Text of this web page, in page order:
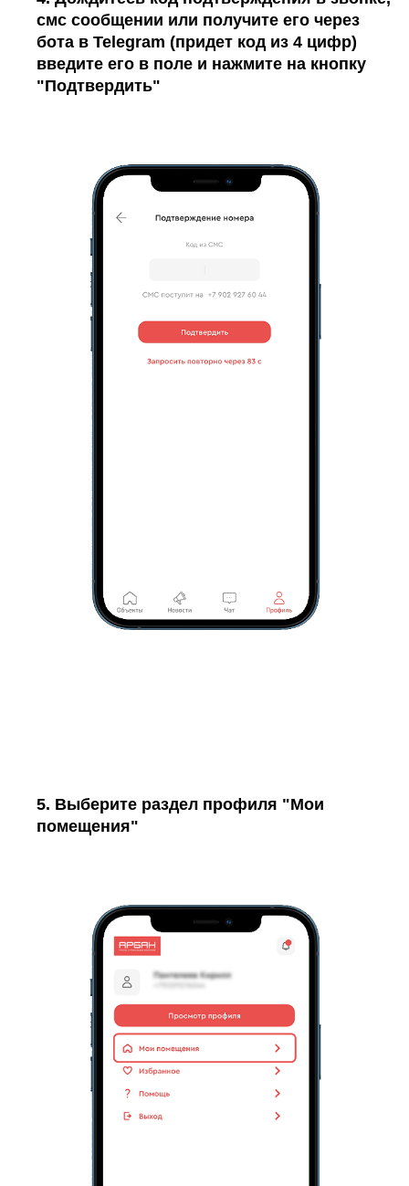
смс сообщении или получите его через
бота в Telegram (придет код из 4 цифр)
введите его в поле и нажмите на кнопку
"Подтвердить"
5. Выберите раздел профиля "Мои
помещения"